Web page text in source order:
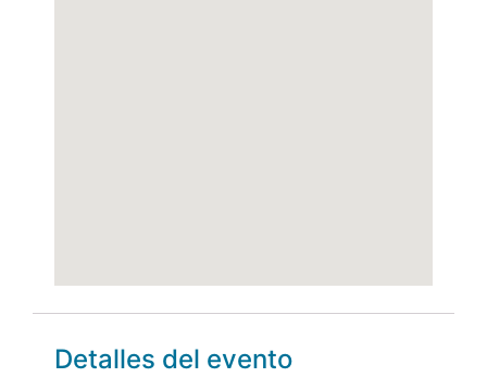
Detalles del evento